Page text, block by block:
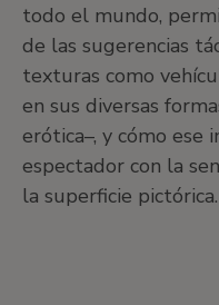
todo el mundo,
de las sugerencias
texturas como
en sus diversas
erótica–, y cómo ese
espectador con la
la superficie pictórica.